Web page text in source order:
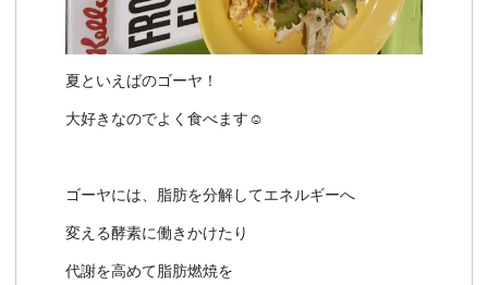
夏といえばのゴーヤ！
大好きなのでよく食べます☺️
ゴーヤには、脂肪を分解してエネルギーへ
変える酵素に働きかけたり
代謝を高めて脂肪燃焼を